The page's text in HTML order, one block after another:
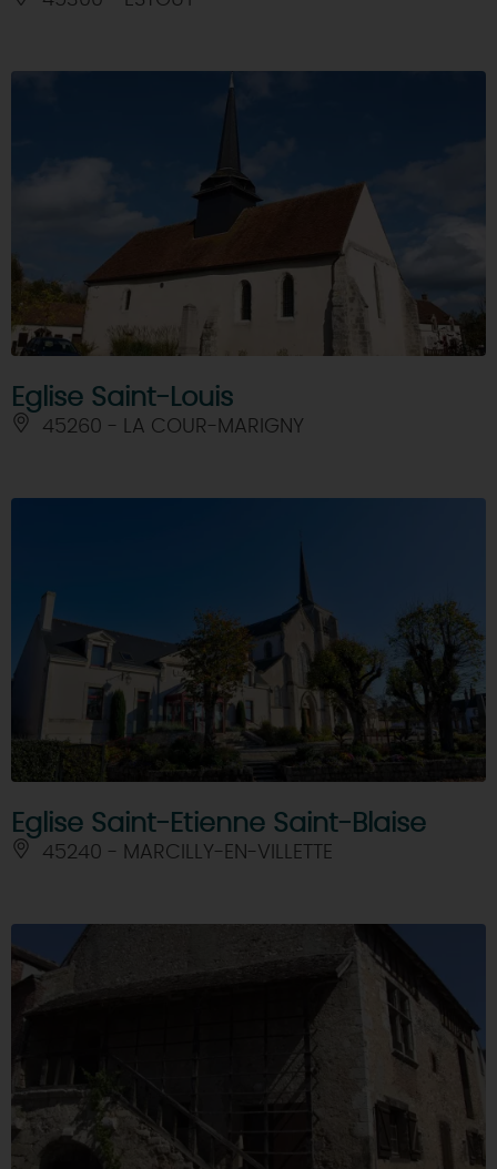
Eglise Saint-Louis
45260 - LA COUR-MARIGNY
Eglise Saint-Etienne Saint-Blaise
45240 - MARCILLY-EN-VILLETTE